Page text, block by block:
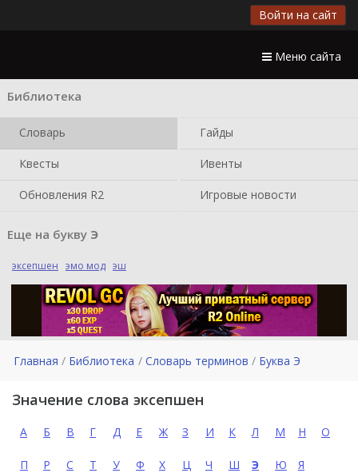
Войти на сайт
Меню сайта
Библиотека
Словарь Гайды
Квесты Ивенты
Обновления R2 Игровые новости
Еще на букву Э
эксепшен эмо мод эш
Главная Библиотека Словарь терминов Буква Э
Значение слова эксепшен
А Б В Г Д Е Ж З И К Л М Н О
П Р С Т У Ф Х Ц Ч Ш Э Ю Я